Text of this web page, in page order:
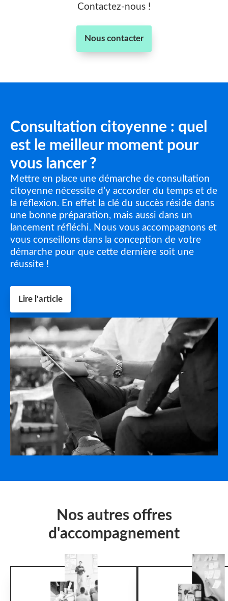
Contactez-nous !
Nous contacter
Consultation citoyenne : quel
est le meilleur moment pour
vous lancer ?
Mettre en place une démarche de consultation
citoyenne nécessite d’y accorder du temps et de
la réflexion. En effet la clé du succès réside dans
une bonne préparation, mais aussi dans un
lancement réfléchi. Nous vous accompagnons et
vous conseillons dans la conception de votre
démarche pour que cette dernière soit une
réussite !
Lire l'article
Nos autres offres
d'accompagnement